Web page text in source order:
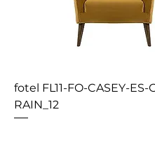
fotel FL11-FO-CASEY-ES-
RAIN_12